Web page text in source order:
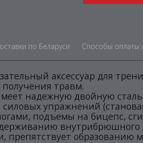
по Беларуси Способы оплаты
аксессуар для
травм.
надежную двойную
упражнений
подъемы на бицепс,
препятствует образованию